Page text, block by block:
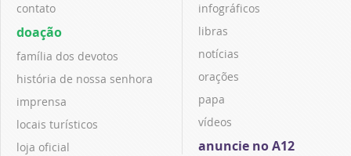
contato
doação
família dos devotos
história de nossa senhora
imprensa
locais turísticos
loja oficial
infográficos
libras
notícias
orações
papa
vídeos
anuncie no A12